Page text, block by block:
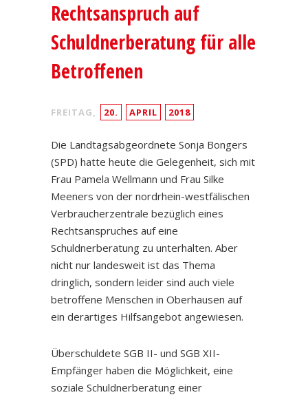
Rechtsanspruch auf
Schuldnerberatung für alle
Betroffenen
FREITAG, 20. APRIL 2018
Die Landtagsabgeordnete Sonja Bongers
(SPD) hatte heute die Gelegenheit, sich mit
Frau Pamela Wellmann und Frau Silke
Meeners von der nordrhein-westfälischen
Verbraucherzentrale bezüglich eines
Rechtsanspruches auf eine
Schuldnerberatung zu unterhalten. Aber
nicht nur landesweit ist das Thema
dringlich, sondern leider sind auch viele
betroffene Menschen in Oberhausen auf
ein derartiges Hilfsangebot angewiesen.
Überschuldete SGB II- und SGB XII-
Empfänger haben die Möglichkeit, eine
soziale Schuldnerberatung einer